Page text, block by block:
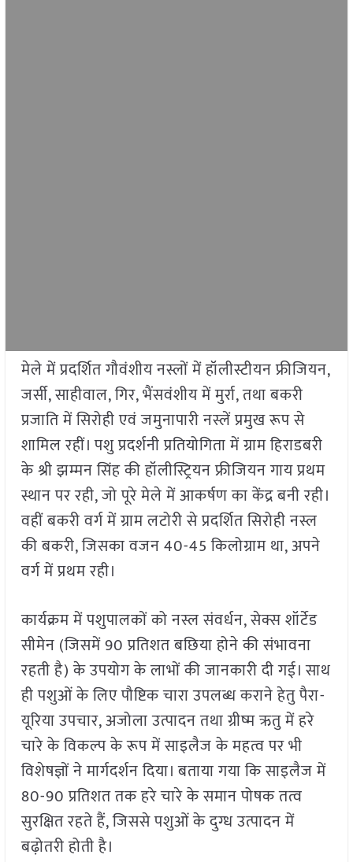
मेले में प्रदर्शित गौवंशीय नस्लों में हॉलीस्टीयन फ्रीजियन,
जर्सी, साहीवाल, गिर, भैंसवंशीय में मुर्रा, तथा बकरी
प्रजाति में सिरोही एवं जमुनापारी नस्लें प्रमुख रूप से
शामिल रहीं। पशु प्रदर्शनी प्रतियोगिता में ग्राम हिराडबरी
के श्री झम्मन सिंह की हॉलीस्ट्रियन फ्रीजियन गाय प्रथम
स्थान पर रही, जो पूरे मेले में आकर्षण का केंद्र बनी रही।
वहीं बकरी वर्ग में ग्राम लटोरी से प्रदर्शित सिरोही नस्ल
की बकरी, जिसका वजन 40-45 किलोग्राम था, अपने
वर्ग में प्रथम रही।
कार्यक्रम में पशुपालकों को नस्ल संवर्धन, सेक्स शॉर्टेड
सीमेन (जिसमें 90 प्रतिशत बछिया होने की संभावना
रहती है) के उपयोग के लाभों की जानकारी दी गई। साथ
ही पशुओं के लिए पौष्टिक चारा उपलब्ध कराने हेतु पैरा-
यूरिया उपचार, अजोला उत्पादन तथा ग्रीष्म ऋतु में हरे
चारे के विकल्प के रूप में साइलैज के महत्व पर भी
विशेषज्ञों ने मार्गदर्शन दिया। बताया गया कि साइलैज में
80-90 प्रतिशत तक हरे चारे के समान पोषक तत्व
सुरक्षित रहते हैं, जिससे पशुओं के दुग्ध उत्पादन में
बढ़ोतरी होती है।